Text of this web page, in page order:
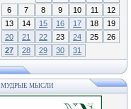
6
7 8 9 10 11
12
13
14 15 16 17 18
19
20
21 22 23 24 25
26
27
28 29 30 31
МУДРЫЕ МЫСЛИ